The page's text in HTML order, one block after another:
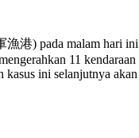
港) pada malam hari
11
ini selanjutnya